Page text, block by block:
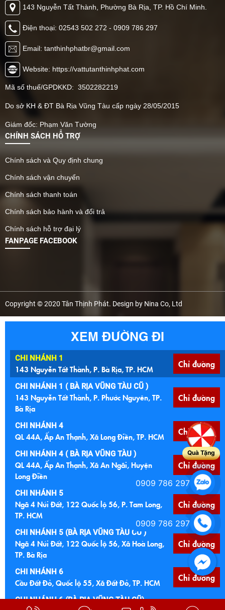
143 Nguyễn Tất Thành, Phường Bà Rịa, TP. Hồ Chí Minh.
Điện thoại: 02543 502 272 - 0909 786 297
Email: tanthinhphatbr@gmail.com
Website: https://vattutanthinhphat.com
Mã số thuế/GPDKKD: 3502282219
Do sở KH & ĐT Bà Rịa Vũng Tàu cấp ngày 28/05/2015
Giám đốc: Phạm Văn Tường
CHÍNH SÁCH HỖ TRỢ
Chính sách và Quy định chung
Chính sách vận chuyển
Chính sách thanh toán
Chính sách bảo hành và đổi trả
Chính sách hỗ trợ đại lý
FANPAGE FACEBOOK
Copyright © 2020 Tân Thịnh Phát. Design by Nina Co, Ltd
XEM ĐƯỜNG ĐI
CHI NHÁNH 1
143 Nguyễn Tất Thành, P. Bà Rịa, TP. HCM Chỉ đường
CHI NHÁNH 1 ( BÀ RỊA VŨNG TÀU CŨ )
143 Nguyễn Tất Thành, P. Phước Nguyên, TP.
Bà Rịa
Chỉ đường
CHI NHÁNH 4
QL 44A, Ấp An Thạnh, Xã Long Điền, TP. HCM Chỉ đường
CHI NHÁNH 4 ( BÀ RỊA VŨNG TÀU )
QL 44A, Ấp An Thạnh, Xã An Ngãi, Huyện
Long Điền
Chỉ đường
CHI NHÁNH 5
Ngã 4 Núi Đất, 122 Quốc lộ 56, P. Tam Long,
TP. HCM
Chỉ đường
CHI NHÁNH 5 (BÀ RỊA VŨNG TÀU CŨ )
Ngã 4 Núi Đất, 122 Quốc lộ 56, Xã Hoà Long,
TP. Bà Rịa
Chỉ đường
CHI NHÁNH 6
Cầu Đất Đỏ, Quốc lộ 55, Xã Đất Đỏ, TP. HCM Chỉ đường
CHI NHÁNH 6 (BÀ RỊA VŨNG TÀU CŨ)
Quà Tặng
0909 786 297
0909 786 297